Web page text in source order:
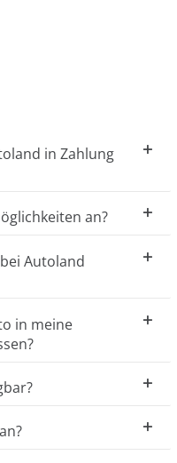
in Zahlung
an?
Autoland
in meine